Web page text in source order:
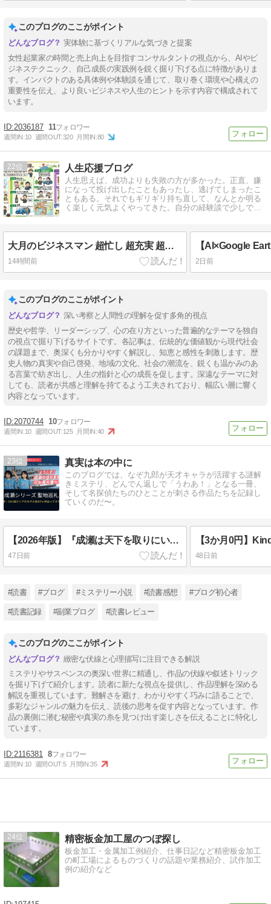
このブログのここがポイント
実体験に基づくリアルな気づきと提案
女性起業家の時間と売上向上を目指すコンサルタントの視点から、AIやビ
ジネステクニック、自己成長の実践例を鋭く掘り下げる点に特徴がありま
す。インパクトのある具体例や体験談を通じて、取り巻く環境や心構えの
重要性を伝え、より良いビジネスや人生のヒントを示す内容で構成されて
います。
2036187 11
週間IN:10 週間OUT:320 月間IN:80
22 人生応援ブログ
人生思えば、成功よりも失敗の方が多かった。正直、嫌
になって投げ出したこともあったし、逃げてしまったこ
ともある。それでもギリギリ持ち直して、なんとか明る
く楽しく元気よくやってきた。自分の経験談で少しでも
大月のビジネスマン 超忙し 超充実 超楽し
14時間前 2日前
このブログのここがポイント
深い考察と人間性の理解を促す多角的視点
歴史や哲学、リーダーシップ、心の在り方といった普遍的なテーマを独自
の視点で掘り下げるサイトです。各記事は、伝統的な価値観から現代社会
の課題まで、奥深くも分かりやすく解説し、知恵と感性を刺激します。歴
史人物の真実や自己啓発、地域の文化、社会の潮流を、鋭くも温かみのあ
る言葉で紡ぎ出し、人生の指針と心の成長を促します。深遠なテーマに対
しても、読者が共感と理解を持てるよう工夫されており、幅広い層に響く
内容となっています。
2070744 10
週間IN:10 週間OUT:125 月間IN:40
23 真実は本の中に
このブログでは、なぞ九郎が天才キャラが活躍する謎解
きミステリ、どんでん返しで「うわあ！」となる一冊、
そして名探偵たちのひとことが刺さる作品たちを記録し
ていくのだ〜。
【2026年版】『成瀬は天下を取りにいく』聖地巡礼スポット7選｜大津を巡るモデルコースも紹介
47日前 48日前
#読書 #ブログ #ミステリー小説 #読書感想 #ブログ初心者
#読書記録 #副業ブログ #読書レビュー
このブログのここがポイント
緻密な伏線と心理描写に注目できる解説
ミステリやサスペンスの奥深い世界に精通し、作品の伏線や叙述トリック
を掘り下げて紹介します。読者に新たな視点を提供し、作品理解を深める
解説を重視しています。難解さを避け、わかりやすく巧みに語ることで、
多彩なジャンルの魅力を伝え、読後の思考を促す内容となっています。作
品の裏側に潜む秘密や真実の糸を見つけ出す楽しさを伝えることに特化し
ています。
2116381 8
週間IN:10 週間OUT:5 月間IN:35
24 精密板金加工屋のつぼ探し
板金加工・金属加工例紹介、仕事日記など精密板金加工
の町工場によるものづくりの話題や業務紹介、試作加工
例の紹介など